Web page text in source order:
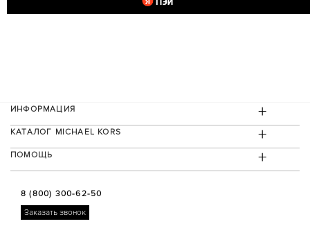
ИНФОРМАЦИЯ +
КАТАЛОГ MICHAEL KORS +
ПОМОЩЬ +
8 (800) 300-62-50
Заказать звонок